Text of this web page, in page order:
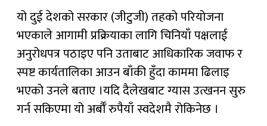
यो दुई देशको सरकार (जीटुजी) तहको परियोजना
भएकाले आगामी प्रक्रियाका लागि चिनियाँ पक्षलाई
अनुरोधपत्र पठाइए पनि उताबाट आधिकारिक जवाफ र
स्पष्ट कार्यतालिका आउन बाँकी हुँदा काममा ढिलाइ
भएको उनले बताए ।यदि दैलेखबाट ग्यास उत्खनन सुरु
गर्न सकिएमा यो अर्बौँ रुपैयाँ स्वदेशमै रोकिनेछ ।